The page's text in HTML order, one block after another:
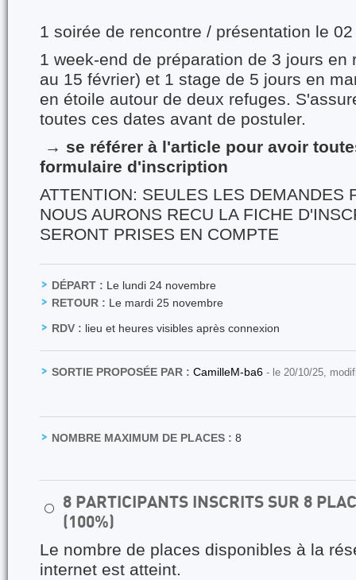
1 soirée de rencontre / présentation le
1 week-end de préparation de 3 jours en
au 15 février) et 1 stage de 5 jours en
en étoile autour de deux refuges.
toutes ces dates avant de postuler.
→ se référer à l'article pour avoir
formulaire d'inscription
ATTENTION: SEULES LES DEMANDES
NOUS AURONS RECU LA FICHE
SERONT PRISES EN COMPTE
DÉPART : Le lundi 24 novembre
RETOUR : Le mardi 25 novembre
RDV : lieu et heures visibles après connexion
SORTIE PROPOSÉE PAR : CamilleM-ba6 - le 20/10/25,
NOMBRE MAXIMUM DE PLACES : 8
⚪
8 PARTICIPANTS INSCRITS SUR 8
(100%)
Le nombre de places disponibles à la
internet est atteint.